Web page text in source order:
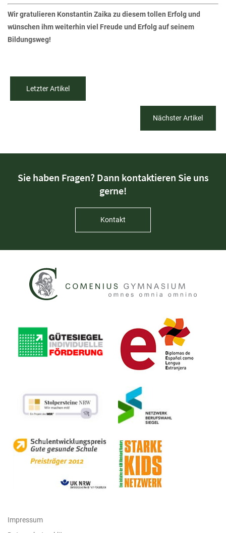
Wir gratulieren Konstantin Zaika zu diesem tollen Erfolg und
wünschen ihm weiterhin viel Freude und Erfolg auf seinem
Bildungsweg!
Letzter Artikel
Nächster Artikel
Sie haben Fragen? Dann kontaktieren Sie uns
gerne!
Kontakt
Impressum